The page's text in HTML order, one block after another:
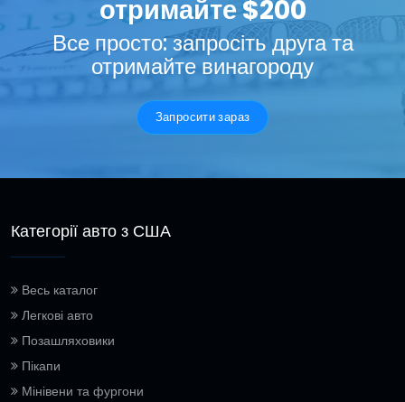
отримайте $200
Все просто: запросіть друга та
отримайте винагороду
Запросити зараз
Категорії авто з США
Весь каталог
Легкові авто
Позашляховики
Пікапи
Мінівени та фургони